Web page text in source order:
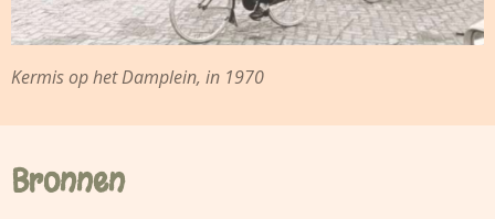
Kermis op het Damplein, in 1970
Bronnen